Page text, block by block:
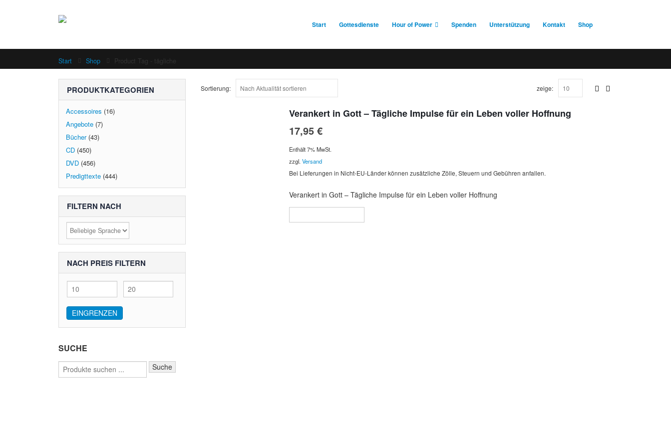
Start Gottesdienste Hour of Power Spenden Unterstützung Kontakt Shop
Start Shop Product Tag - tägliche
Sortierung: zeige:
Verankert in Gott – Tägliche Impulse für ein Leben voller Hoffnung
17,95€
Enthält 7% MwSt.
zzgl.Versand
Bei Lieferungen in Nicht-EU-Länder können zusätzliche Zölle, Steuern und Gebühren anfallen.
Verankert in Gott – Tägliche Impulse für ein Leben voller Hoffnung
PRODUKTKATEGORIEN
Accessoires (16)
Angebote (7)
Bücher (43)
CD (450)
DVD (456)
Predigttexte (444)
FILTERN NACH
NACH PREIS FILTERN
Min.
Preis
Max.
Preis
EINGRENZEN
SUCHE
Suche